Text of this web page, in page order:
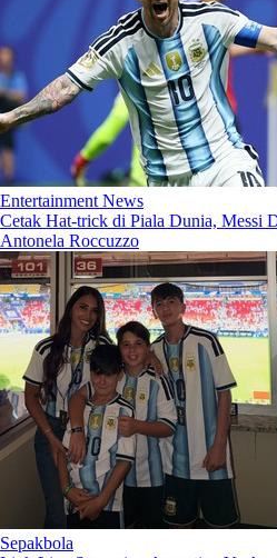
Entertainment News
Cetak Hat-trick di Piala Dunia, Messi
Antonela Roccuzzo
Sepakbola